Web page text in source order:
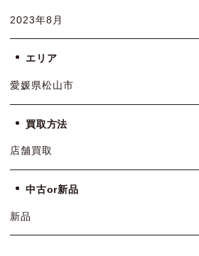
2023年8月
エリア
愛媛県松山市
買取方法
店舗買取
中古or新品
新品